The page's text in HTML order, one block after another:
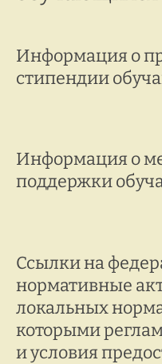
Информация о
стипендии
Информация о
поддержки
Ссылки на
нормативные
локальных
которыми
и условия